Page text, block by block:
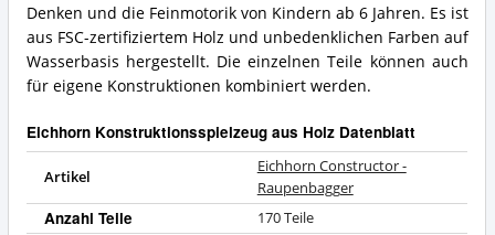
Denken und die Feinmotorik von Kindern ab 6 Jahren. Es ist
aus FSC-zertifiziertem Holz und unbedenklichen Farben auf
Wasserbasis hergestellt. Die einzelnen Teile können auch
für eigene Konstruktionen kombiniert werden.
Eichhorn Konstruktionsspielzeug aus Holz Datenblatt
Artikel
Eichhorn Constructor -
Raupenbagger
Anzahl Teile 170 Teile